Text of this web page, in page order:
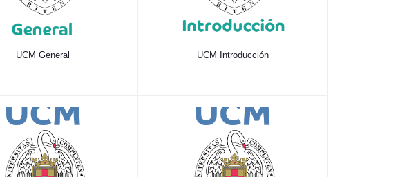
UCM General UCM Introducción